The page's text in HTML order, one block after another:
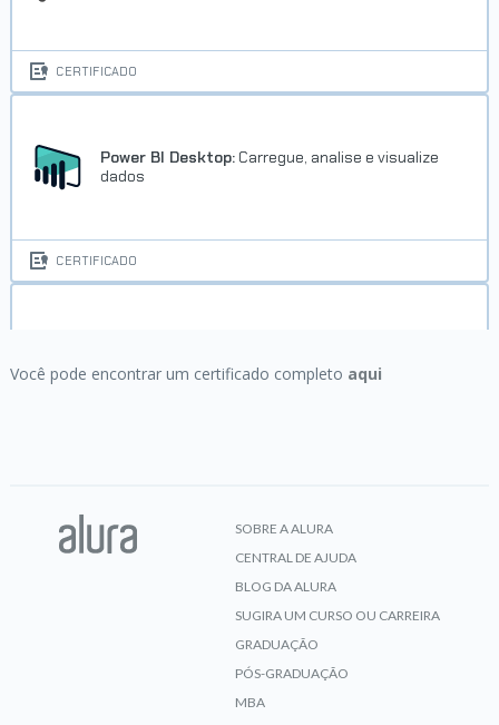
CERTIFICADO
Power BI Desktop: Carregue, analise e visualize
dados
CERTIFICADO
publicação
Você pode encontrar um certificado completo aqui
SOBRE A ALURA
CENTRAL DE AJUDA
BLOG DA ALURA
SUGIRA UM CURSO OU CARREIRA
GRADUAÇÃO
PÓS-GRADUAÇÃO
MBA